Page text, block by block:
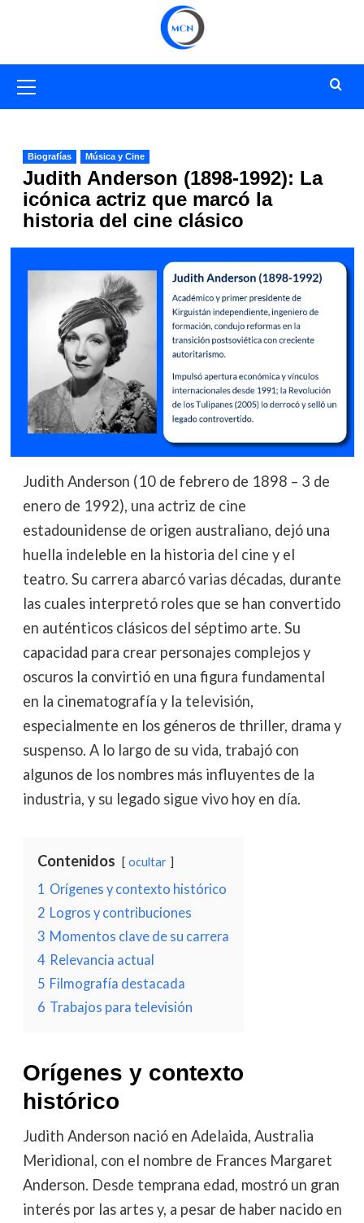
primario
Biografías Música y Cine
Judith Anderson (1898-1992): La
icónica actriz que marcó la
historia del cine clásico
Judith Anderson (10 de febrero de 1898 – 3 de
enero de 1992), una actriz de cine
estadounidense de origen australiano, dejó una
huella indeleble en la historia del cine y el
teatro. Su carrera abarcó varias décadas, durante
las cuales interpretó roles que se han convertido
en auténticos clásicos del séptimo arte. Su
capacidad para crear personajes complejos y
oscuros la convirtió en una figura fundamental
en la cinematografía y la televisión,
especialmente en los géneros de thriller, drama y
suspenso. A lo largo de su vida, trabajó con
algunos de los nombres más influyentes de la
industria, y su legado sigue vivo hoy en día.
Contenidos ocultar
1 Orígenes y contexto histórico
2 Logros y contribuciones
3 Momentos clave de su carrera
4 Relevancia actual
5 Filmografía destacada
6 Trabajos para televisión
Orígenes y contexto
histórico
Judith Anderson nació en Adelaida, Australia
Meridional, con el nombre de Frances Margaret
Anderson. Desde temprana edad, mostró un gran
interés por las artes y, a pesar de haber nacido en